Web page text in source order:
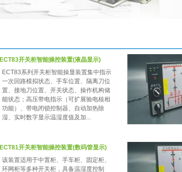
ECT83开关柜智能操控装置(液晶显示)
ECT83系列开关柜智能操显装置集中指示
一次回路模拟状态、手车位置、隔离刀位
置、接地刀位置、开关状态、操作机构储
能状态；高压带电指示（可扩展验电核相
功能）、带电闭锁控制器、自动加热除
湿、实时数字显示温湿度值及加...
ECT81开关柜智能操控装置(数码管显示)
该装置适用于中置柜、手车柜、固定柜、
环网柜等多种开关柜，具备温湿度控制